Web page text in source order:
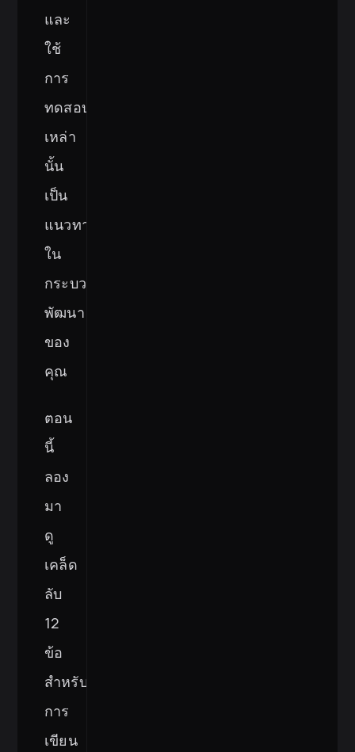
และ
ใช้
การ
ทดสอบ
เหล่า
นั้น
เป็น
แนวทาง
ใน
กระบวนการ
พัฒนา
ของ
คุณ
ตอน
นี้
ลอง
มา
ดู
เคล็ด
ลับ
12
ข้อ
สำหรับ
การ
เขียน